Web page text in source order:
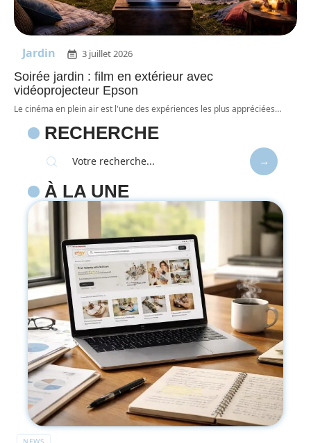
Jardin 3 juillet 2026
Soirée jardin : film en extérieur avec
vidéoprojecteur Epson
Le cinéma en plein air est l'une des expériences les plus appréciées…
RECHERCHE
À LA UNE